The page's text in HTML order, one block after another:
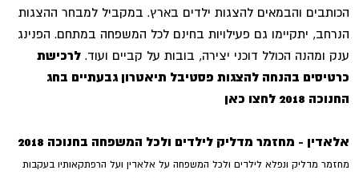
הכותבים והבמאים להצגות ילדים בארץ. במקביל למבחר ההצגות
הנרחב, יתקיימו גם פעילויות בחינם לכל המשפחה במתחם. הפנינג
ענק ומהנה הכולל דוכני יצירה, בובות על קביים ועוד. לרכישת
כרטיסים בהנחה להצגות פסטיבל תיאטרון גבעתיים בחג
החנוכה 2018
לחצו כאן
אלאדין - מחזמר מדליק לילדים ולכל המשפחה בחנוכה 2018
מחזמר מדליק ונפלא לילדים ולכל המשפחה על אלאדין ועל הרפתקאותיו בעקבות